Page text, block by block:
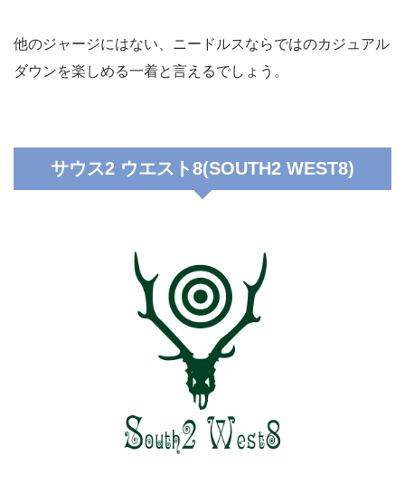
他のジャージにはない、ニードルスならではのカジュアル
ダウンを楽しめる一着と言えるでしょう。
サウス2 ウエスト8(SOUTH2 WEST8)